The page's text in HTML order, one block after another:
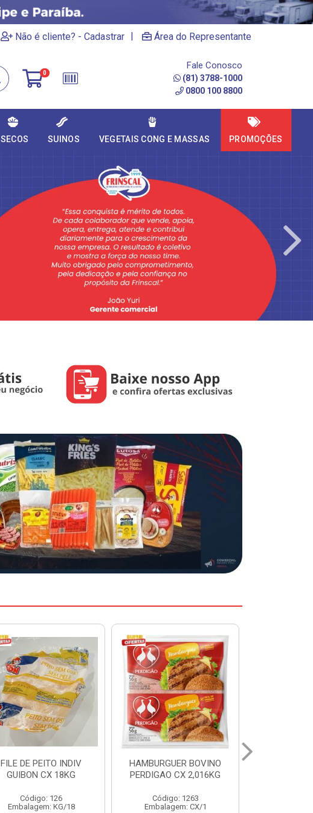
Não é cliente? - Cadastrar | Área do Representante
0
Fale Conosco
(81) 3788-1000
0800 100 8800
SECOS SUINOS VEGETAIS CONG E MASSAS PROMOÇÕES
HAMBURGUER BOVINO
PERDIGAO CX 2,016KG
Código: 1263
Embalagem: CX/1
MARGARINA DELINE
CAIXA 24X250G
Código: 12886
Embalagem: CX/1